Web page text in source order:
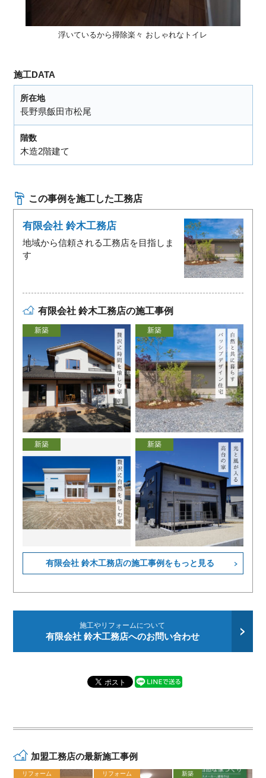
浮いているから掃除楽々 おしゃれなトイレ
施工DATA
所在地
長野県飯田市松尾
階数
木造2階建て
この事例を施工した工務店
有限会社 鈴木工務店
地域から信頼される工務店を目指しま
す
有限会社 鈴木工務店の施工事例
新築 新築
新築 新築
有限会社 鈴木工務店の施工事例をもっと見る
施工やリフォームについて
有限会社 鈴木工務店へのお問い合わせ
加盟工務店の最新施工事例
リフォーム リフォーム 新築